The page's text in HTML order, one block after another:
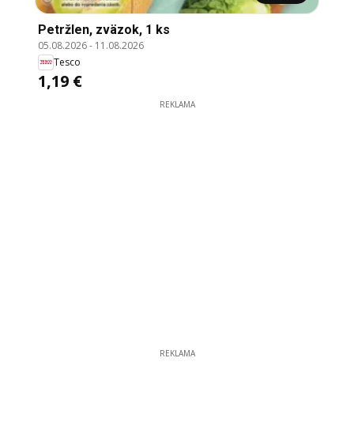
Petržlen, zväzok, 1 ks
05.08.2026- 11.08.2026
Tesco
1,19 €
REKLAMA
REKLAMA